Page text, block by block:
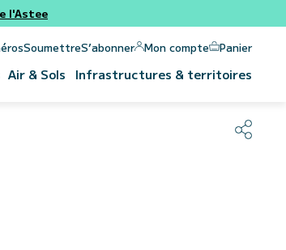
l'Astee
SoumettreS’abonner Mon compte Panier
Air & Sols Infrastructures & territoires